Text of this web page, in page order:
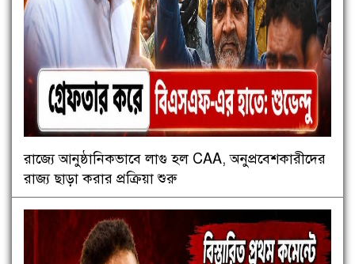
রাজ্যে আনুষ্ঠানিকভাবে লাগু হল CAA, অনুপ্রবেশকারীদের
রাজ্য ছাড়া করার প্রক্রিয়া শুরু